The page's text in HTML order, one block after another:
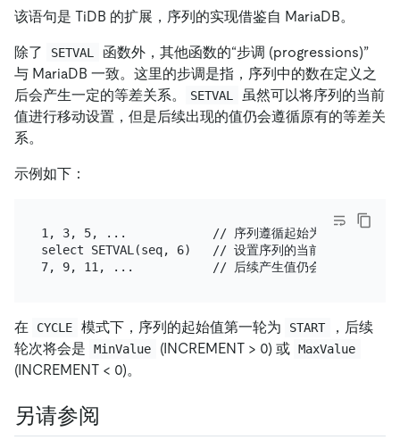
该语句是 TiDB 的扩展，序列的实现借鉴自 MariaDB。
除了 SETVAL
函数外，其他函数的“步调 (progressions)”
与 MariaDB 一致。这里的步调是指，序列中的数在定义之
后会产生一定的等差关系。
SETVAL
虽然可以将序列的当前
值进行移动设置，但是后续出现的值仍会遵循原有的等差关
系。
示例如下：
1, 3, 5, ...            // 序列遵循起始为 1、步长为 2
select SETVAL(seq, 6)   // 设置序列的当前值为 6。
在 CYCLE 模式下，序列的起始值第一轮为 START
，后续
轮次将会是
MinValue (INCREMENT > 0) 或 MaxValue
(INCREMENT < 0)。
另请参阅